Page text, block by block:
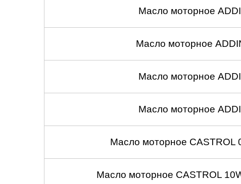
Масло моторное
Масло моторное
Масло моторное
Масло моторное
Масло моторное CASTROL
Масло моторное CASTROL